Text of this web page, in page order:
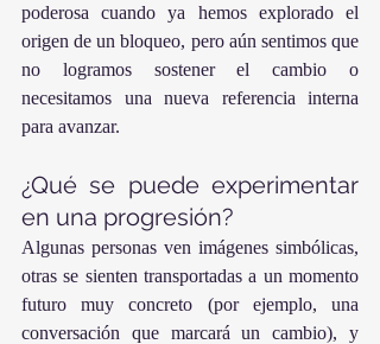
poderosa cuando ya hemos explorado el
origen de un bloqueo, pero aún sentimos que
no logramos sostener el cambio o
necesitamos una nueva referencia interna
para avanzar.
¿Qué se puede experimentar
en una progresión?
Algunas personas ven imágenes simbólicas,
otras se sienten transportadas a un momento
futuro muy concreto (por ejemplo, una
conversación que marcará un cambio), y